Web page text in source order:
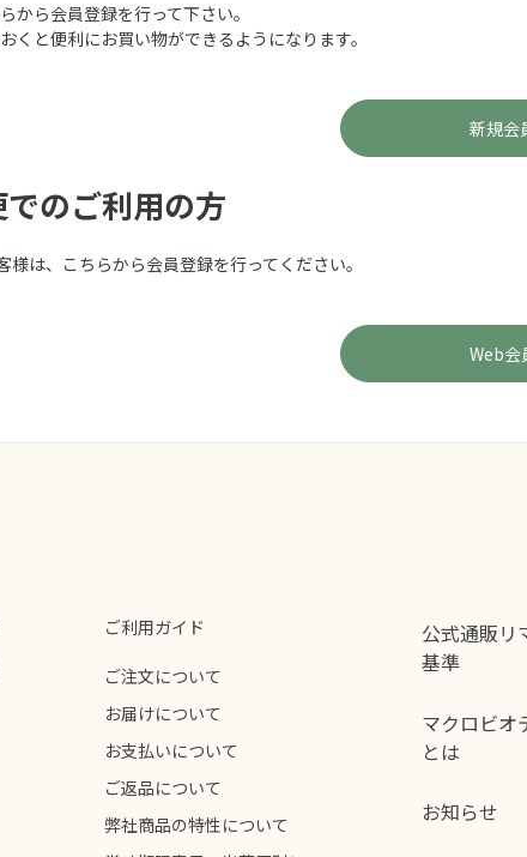
から会員登録を行って下さい。
くと便利にお買い物ができるようになります。
のご利用の方
様は、こちらから会員登録を行ってください。
ご利用ガイド
ご注文について
お届けについて
お支払いについて
ご返品について
弊社商品の特性について
公式通販
基準
マクロビオ
とは
お知らせ